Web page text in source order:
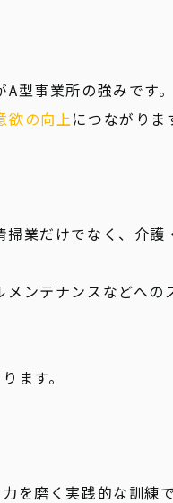
型事業所の強みです。
欲の向上につながりま
業だけでなく、介護
ンテナンスなどへの
ます。
を磨く実践的な訓練で